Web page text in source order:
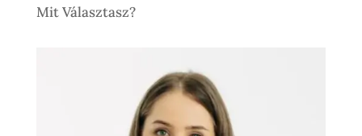
Mit Választasz?